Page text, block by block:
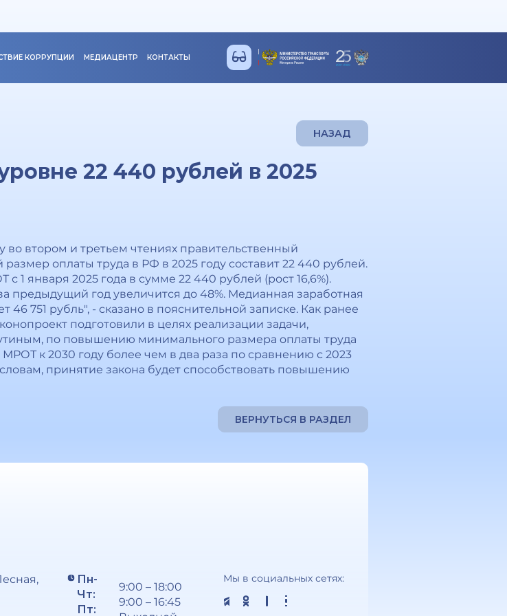
КОРРУПЦИИ МЕДИАЦЕНТР КОНТАКТЫ
НАЗАД
22 440 рублей в 2025
втором и третьем чтениях правительственный
оплаты труда в РФ в 2025 году составит 22 440 рублей.
1 января 2025 года в сумме 22 440 рублей (рост 16,6%).
предыдущий год увеличится до 48%. Медианная заработная
46 751 рубль", - сказано в пояснительной записке. Как ранее
подготовили в целях реализации задачи,
пo повышению минимального размера oплаты труда
к 2030 году бoлее чем в два раза по сравнению с 2023
принятие закона будет спосoбствовать повышению
ВЕРНУТЬСЯ В РАЗДЕЛ
Пн-
Чт:
Пт:
9:00 – 18:00
9:00 – 16:45
Мы в социальных сетях: